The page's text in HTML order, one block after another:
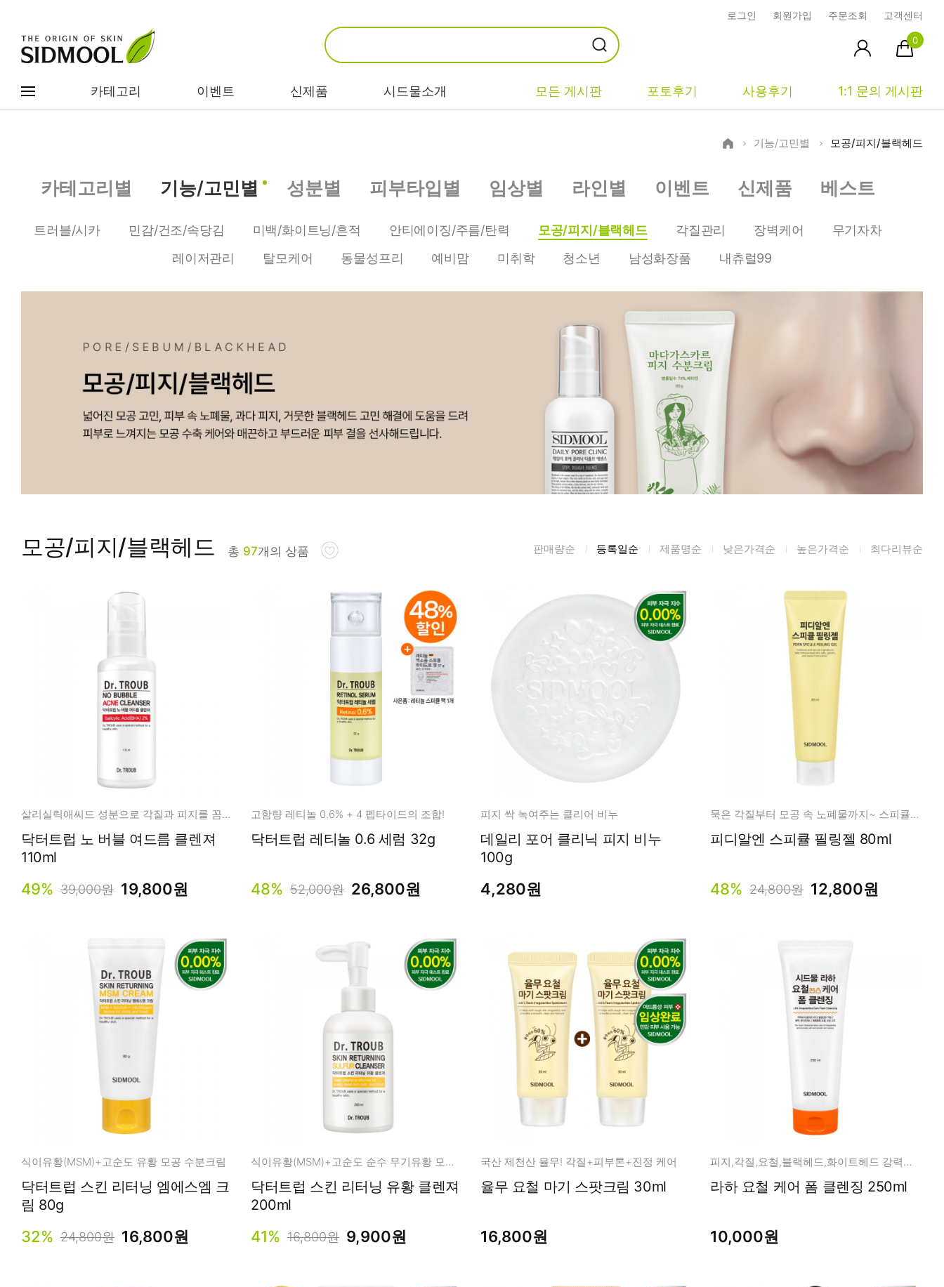
로그인 회원가입 주문조회 고객센터
0
카테고리 이벤트 신제품 시드물소개 모든 게시판 포토후기 사용후기 1:1 문의 게시판
카테고리별 베스트
이벤트
비누/클렌징
마스크/팩/필링
스킨/토너/미스
트
앰플/에센스/세
썬케어
오일
건강식품
소품
트러블/시카
민감/건조/속당
미백/화이트닝/
장벽케어
무기자차
탈모케어
청소년
남성화장품
내츄럴99
EGF/FGF/IGF
콜라겐
히알루론산
어성초
아하/바하/파하/
동백
티트리
무오일
피디알엔
중성
지성
민감성
시사모
상품문의
시드물통신
미생물&방사능
해외배송문의
장바구니
기능/고민별 모공/피지/블랙헤드
카테고리별 기능/고민별 성분별 피부타입별 임상별 라인별 이벤트 신제품 베스트
트러블/시카 민감/건조/속당김 미백/화이트닝/흔적 안티에이징/주름/탄력 모공/피지/블랙헤드 각질관리 장벽케어
무기자차
레이저관리
탈모케어 동물성프리 예비맘 미취학 청소년 남성화장품 내츄럴99
모공/피지/블랙헤드 총 97개의 상품 판매량순 등록일순 제품명순 낮은가격순 높은가격순 최다리뷰순
살리실릭애씨드 성분으로 각질과 피지를 꼼꼼히 정돈!
닥터트럽 노 버블 여드름 클렌져
110ml
49% 39,000원 19,800원
고함량 레티놀 0.6% + 4 펩타이드의 조합!
닥터트럽 레티놀 0.6 세럼 32g
48% 52,000원 26,800원
피지 싹 녹여주는 클리어 비누
데일리 포어 클리닉 피지 비누
100g
4,280원
묵은 각질부터 모공 속 노폐물까지~ 스피큘 필링 솔루션!
피디알엔 스피큘 필링젤 80ml
48% 24,800원 12,800원
식이유황(MSM)+고순도 유황 모공 수분크림
닥터트럽 스킨 리터닝 엠에스엠 크
림 80g
32% 24,800원 16,800원
식이유황(MSM)+고순도 순수 무기유황 모공 클렌져
닥터트럽 스킨 리터닝 유황 클렌져
200ml
41% 16,800원 9,900원
국산 제천산 율무! 각질+피부톤+진정 케어
율무 요철 마기 스팟크림 30ml
16,800원
피지,각질,요철,블랙헤드,화이트헤드 강력하게 올킬!
라하 요철 케어 폼 클렌징 250ml
10,000원